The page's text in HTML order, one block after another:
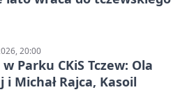
20:00
Parku CKiS Tczew: Ola
i Michał Rajca, Kasoil